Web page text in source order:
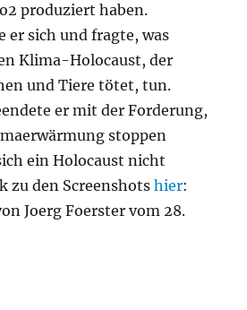
produziert haben.
er sich und fragte, was
Klima-Holocaust, der
und Tiere tötet, tun.
er mit der Forderung,
stoppen
ein Holocaust nicht
zu den Screenshotshier:
Joerg Foerster vom 28.